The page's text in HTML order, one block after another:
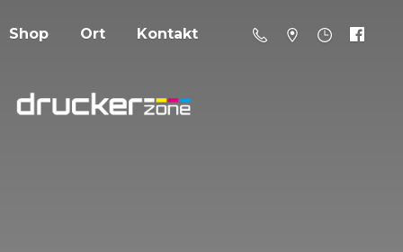
Shop Ort Kontakt